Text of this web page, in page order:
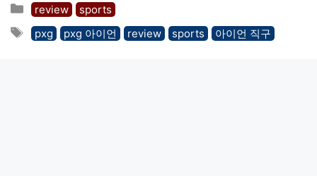
카
테
review sports
태
pxg pxg 아이언 review sports 아이언 직구